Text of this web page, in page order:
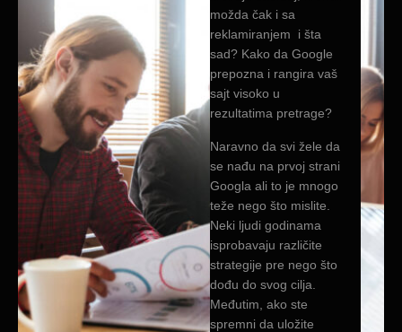
možda čak i sa
reklamiranjem i šta
sad? Kako da Google
prepozna i rangira vaš
sajt visoko u
rezultatima pretrage?
Naravno da svi žele da
se nađu na prvoj strani
Googla ali to je mnogo
teže nego što mislite.
Neki ljudi godinama
isprobavaju različite
strategije pre nego što
dođu do svog cilja.
Međutim, ako ste
spremni da uložite